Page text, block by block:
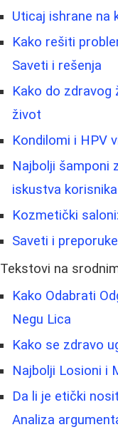
Uticaj ishrane na
Kako rešiti
Saveti i rešenja
Kako do zdravog
život
Kondilomi i HPV
Najbolji šamponi
iskustva korisnika
Kozmetički
Saveti i
Tekstovi na
Kako Odabrati
Negu Lica
Kako se zdravo
Najbolji Losioni i
Da li je etički
Analiza